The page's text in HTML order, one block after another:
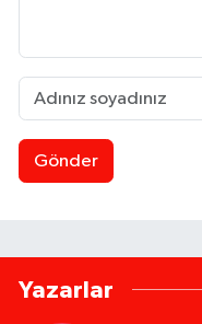
Gönder
Yazarlar